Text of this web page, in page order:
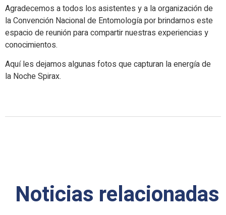
Agradecemos a todos los asistentes y a la organización de
la Convención Nacional de Entomología por brindarnos este
espacio de reunión para compartir nuestras experiencias y
conocimientos.
Aquí les dejamos algunas fotos que capturan la energía de
la Noche Spirax.
Noticias relacionadas